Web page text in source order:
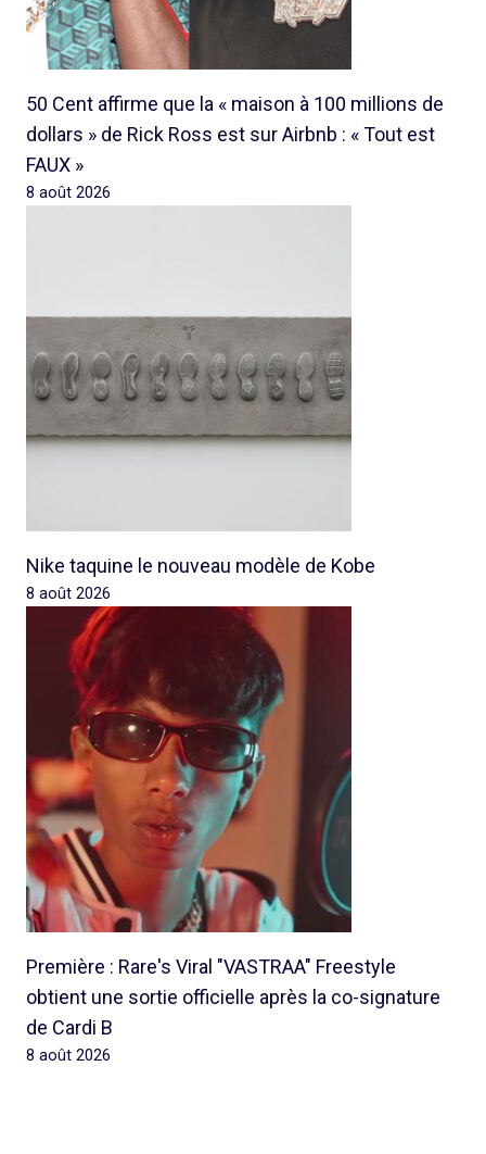
50 Cent affirme que la « maison à 100 millions de
dollars » de Rick Ross est sur Airbnb : « Tout est
FAUX »
8 août 2026
Nike taquine le nouveau modèle de Kobe
8 août 2026
Première : Rare's Viral "VASTRAA" Freestyle
obtient une sortie officielle après la co-signature
de Cardi B
8 août 2026